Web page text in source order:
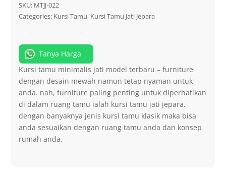
SKU: MTJJ-022
Categories: Kursi Tamu, Kursi Tamu Jati Jepara
Tanya Harga
Kursi tamu minimalis jati model terbaru – furniture
dengan desain mewah namun tetap nyaman untuk
anda. nah, furniture paling penting untuk diperhatikan
di dalam ruang tamu ialah kursi tamu jati jepara.
dengan banyaknya jenis kursi tamu klasik maka bisa
anda sesuaikan dengan ruang tamu anda dan konsep
rumah anda.